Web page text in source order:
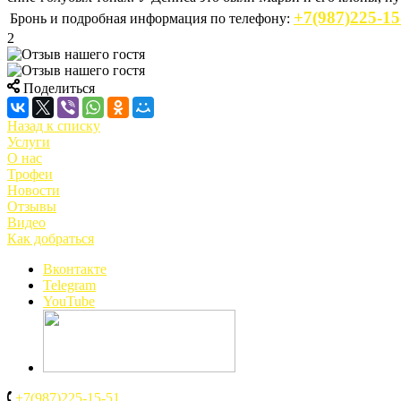
Бронь и подробная информация по телефону: +7(987)225-
2
Поделиться
Назад к списку
Услуги
О нас
Трофеи
Новости
Отзывы
Видео
Как добраться
Вконтакте
Telegram
YouTube
+7(987)225-15-51